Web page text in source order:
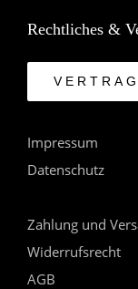
Rechtliches &
Impressum
Datenschutz
Zahlung und
Widerrufsrecht
AGB